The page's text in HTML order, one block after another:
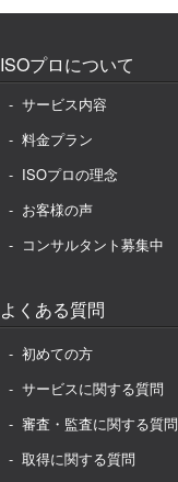
ISOプロについて
サービス内容
料金プラン
ISOプロの理念
お客様の声
コンサルタント募集中
よくある質問
初めての方
サービスに関する質問
審査・監査に関する質問
取得に関する質問